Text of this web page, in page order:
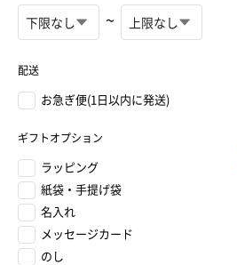
~
配送
お急ぎ便(1日以内に発送)
ギフトオプション
ラッピング
紙袋・手提げ袋
名入れ
メッセージカード
のし